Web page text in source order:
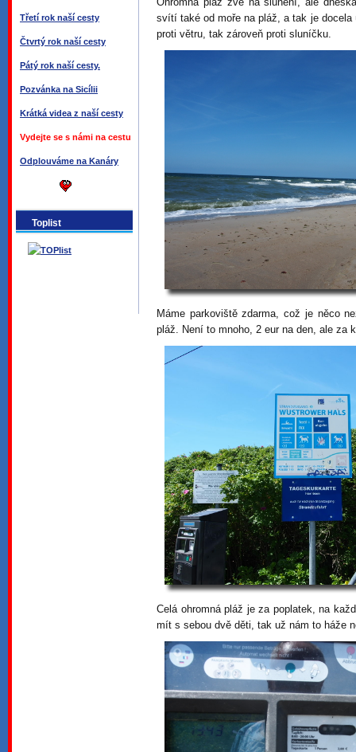
Třetí rok naší cesty
Čtvrtý rok naší cesty
Pátý rok naší cesty.
Pozvánka na Sicílii
Krátká videa z naší cesty
Vydejte se s námi na cestu
Odplouváme na Kanáry
Toplist
svítí také od moře na pláž, a tak je
proti větru, tak zároveň proti sluníčku.
Máme parkoviště zdarma, což je něco
pláž. Není to mnoho, 2 eur na den, ale za
Celá ohromná pláž je za poplatek, na
mít s sebou dvě děti, tak už nám to háže